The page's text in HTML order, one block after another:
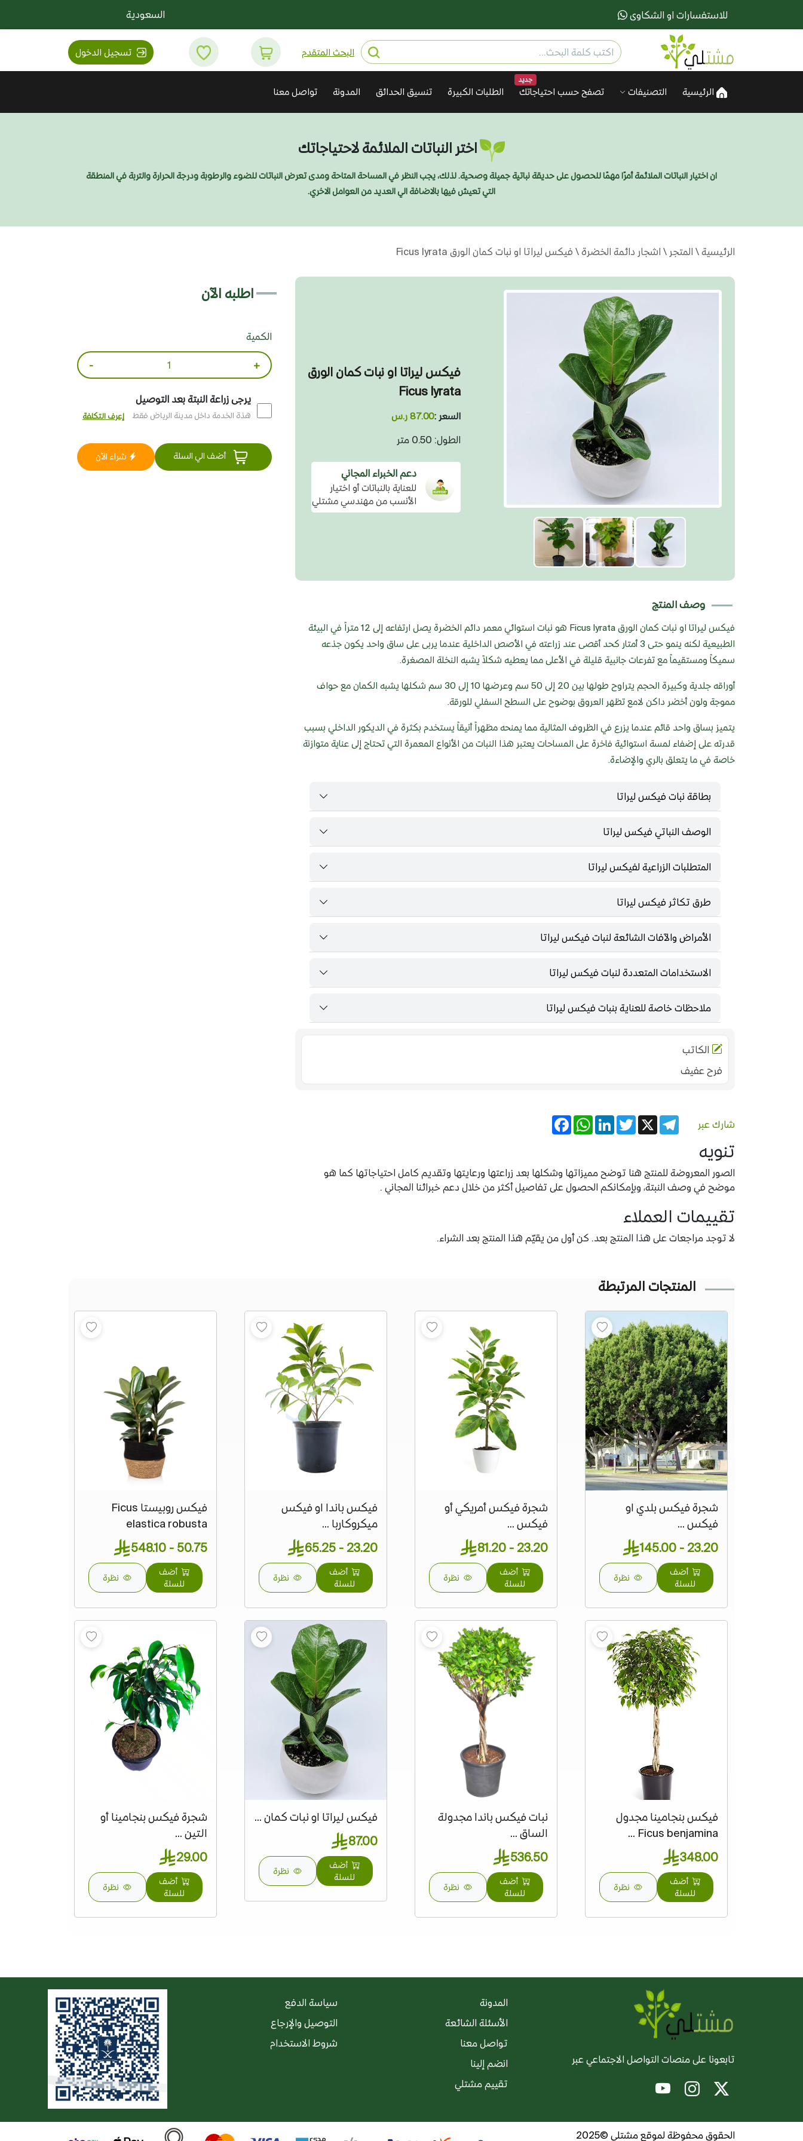
للاستفسارات او الشكاوى السعودية
البحث المتقدم تسجيل الدخول
الرئيسية التصنيفات
جديد
تصفح حسب احتياجاتك الطلبات الكبيرة تنسيق الحدائق المدونة تواصل معنا
اختر النباتات الملائمة لاحتياجاتك
ان اختيار النباتات الملائمة أمرًا مهمًا للحصول على حديقة نباتية جميلة وصحية. لذلك، يجب النظر في المساحة المتاحة ومدى تعرض النباتات للضوء والرطوبة ودرجة الحرارة والتربة في المنطقة
التي تعيش فيها بالاضافة الي العديد من العوامل الاخري.
الرئيسية \ المتجر \ اشجار دائمة الخضرة \ فيكس ليراتا او نبات كمان الورق Ficus lyrata
فيكس ليراتا او نبات كمان الورق
Ficus lyrata
السعر :87.00 ر.س
الطول: 0.50 متر
دعم الخبراء المجاني
للعناية بالنباتات أو اختيار
الأنسب من مهندسي مشتلي
وصف المنتج
فيكس ليراتا او نبات كمان الورق Ficus lyrata هو نبات استوائي معمر دائم الخضرة يصل ارتفاعه إلى 12 متراً في البيئة
الطبيعية لكنه ينمو حتى 3 أمتار كحد أقصى عند زراعته في الأصص الداخلية عندما يربى على ساق واحد يكون جذعه
سميكاً ومستقيماً مع تفرعات جانبية قليلة في الأعلى مما يعطيه شكلاً يشبه النخلة المصغرة.
أوراقه جلدية وكبيرة الحجم يتراوح طولها بين 20 إلى 50 سم وعرضها 10 إلى 30 سم شكلها يشبه الكمان مع حواف
مموجة ولون أخضر داكن لامع تظهر العروق بوضوح على السطح السفلي للورقة.
يتميز بساق واحد قائم عندما يزرع في الظروف المثالية مما يمنحه مظهراً أنيقاً يستخدم بكثرة في الديكور الداخلي بسبب
قدرته على إضفاء لمسة استوائية فاخرة على المساحات يعتبر هذا النبات من الأنواع المعمرة التي تحتاج إلى عناية متوازنة
خاصة في ما يتعلق بالري والإضاءة.
بطاقة نبات فيكس ليراتا
الوصف النباتي فيكس ليراتا
المتطلبات الزراعية لفيكس ليراتا
طرق تكاثر فيكس ليراتا
الأمراض والآفات الشائعة لنبات فيكس ليراتا
الاستخدامات المتعددة لنبات فيكس ليراتا
ملاحظات خاصة للعناية بنبات فيكس ليراتا
الكاتب
فرح عفيف
شارك عبر FacebookWhatsAppLinkedInTwitter X
Telegram
تنويه
الصور المعروضة للمنتج هنا توضح مميزاتها وشكلها بعد زراعتها ورعايتها وتقديم كامل احتياجاتها كما هو
موضح في وصف النبتة، وبإمكانكم الحصول على تفاصيل أكثر من خلال دعم خبرائنا المجاني .
تقييمات العملاء
لا توجد مراجعات على هذا المنتج بعد. كن أول من يقيّم هذا المنتج بعد الشراء.
اطلبه الآن
الكمية
+
-
يرجى زراعة النبتة بعد التوصيل
هذة الخدمة داخل مدينة الرياض فقط إعرف التكلفة
أضف الي السلة شراء الآن
المنتجات المرتبطة
شجرة فيكس بلدي او
فيكس ...
23.20 - 145.00
أضف
للسلة
نظرة
شجرة فيكس أمريكي أو
فيكس ...
23.20 - 81.20
أضف
للسلة
نظرة
فيكس باندا او فيكس
ميكروكاربا ...
23.20 - 65.25
أضف
للسلة
نظرة
فيكس روبيستا Ficus
elastica robusta
50.75 - 548.10
أضف
للسلة
نظرة
فيكس بنجامينا مجدول
Ficus benjamina ...
348.00
أضف
للسلة
نظرة
نبات فيكس باندا مجدولة
الساق ...
536.50
أضف
للسلة
نظرة
فيكس ليراتا او نبات كمان ...
87.00
أضف
للسلة
نظرة
شجرة فيكس بنجامينا أو
التين ...
29.00
أضف
للسلة
نظرة
تابعونا على منصات التواصل الاجتماعي عبر
المدونة
الأسئلة الشائعة
تواصل معنا
انضم إلينا
تقييم مشتلي
سياسة الدفع
التوصيل والإرجاع
شروط الاستخدام
الحقوق محفوظة لموقع مشتلي ©2025